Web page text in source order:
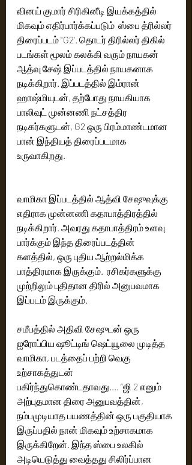
வினய் குமார் சிரிகினீடி இயக்கத்தில்
மிகவும் எதிர்பார்க்கப்படும்  ஸ்பை த்ரில்லர்
திரைப்படம் "G2'. தொடர் திரில்லர் திகில்
படங்கள் மூலம் கலக்கி வரும் நாயகன்
ஆத்வு சேஷ் இப்படத்தில் நாயகனாக
நடிக்கிறார். இப்படத்தில் இம்ரான்
ஹாஷ்மியுடன், தற்போது நாயகியாக
பாலிவுட் முன்னணி நட்சத்திர
நடிகர்களுடன், G2 ஒரு பிரம்மாண்டமான
பான் இந்தியத் திரைப்படமாக
உருவாகிறது.
வாமிகா இப்படத்தில் ஆத்வி சேஷுவுக்கு
எதிராக முன்னணி கதாபாத்திரத்தில்
நடிக்கிறார். அவரது கதாபாத்திரம் உளவு
பார்க்கும் இந்த திரைப்படத்தின்
களத்தில், ஒரு புதிய ஆற்றல்மிக்க
பாத்திரமாக இருக்கும்.  ரசிகர்களுக்கு
முற்றிலும் புதிதான திரில் அனுபவமாக
இப்படம் இருக்கும்.
சமீபத்தில் அதிவி சேஷுடன் ஒரு
ஐரோப்பிய ஷூட்டிங் ஷெட்யூலை முடித்த
வாமிகா, படத்தைப் பற்றி வெகு
உற்சாகத்துடன்
பகிர்ந்துகொண்டதாவது.... “ஜி 2 எனும்
அற்புதமான திரை அனுபவத்தின்,
நம்பமுடியாத பயணத்தின் ஒரு பகுதியாக
இருப்பதில் நான் மிகவும் உற்சாகமாக
இருக்கிறேன். இந்த ஸ்பை உலகில்
அடியெடுத்து வைத்தது சிலிர்ப்பான